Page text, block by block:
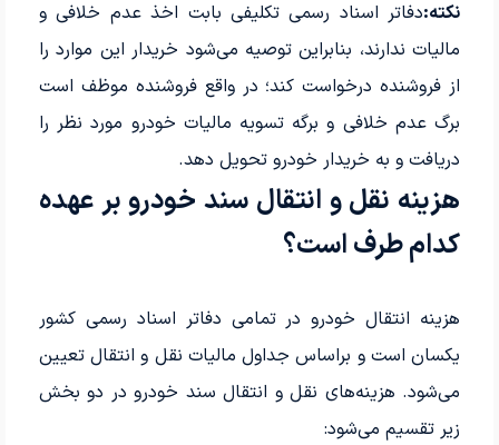
نکته:دفاتر اسناد رسمی تکلیفی بابت اخذ عدم خلافی و
مالیات ندارند، بنابراین توصیه می‌شود خریدار این موارد را
از فروشنده درخواست کند؛ در واقع فروشنده موظف است
برگ عدم خلافی و برگه تسویه مالیات خودرو مورد نظر را
دریافت و به خریدار خودرو تحویل دهد.
هزینه‌ نقل و انتقال سند خودرو بر عهده
کدام طرف است؟
هزینه انتقال خودرو در تمامی دفاتر اسناد رسمی کشور
یکسان است و بر‌اساس جداول مالیات نقل و انتقال تعیین
می‌شود. هزینه‌های نقل و انتقال سند خودرو در دو بخش
زیر تقسیم می‌شود: